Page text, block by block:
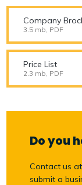
Company
3.5 mb, PDF
Price List
2.3 mb, PDF
Do you
Contact us
submit a